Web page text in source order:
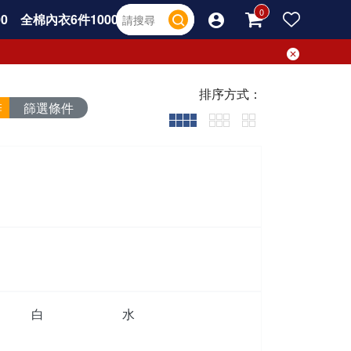
全棉內衣6件1000
篩選條件
排序方式：
白 水